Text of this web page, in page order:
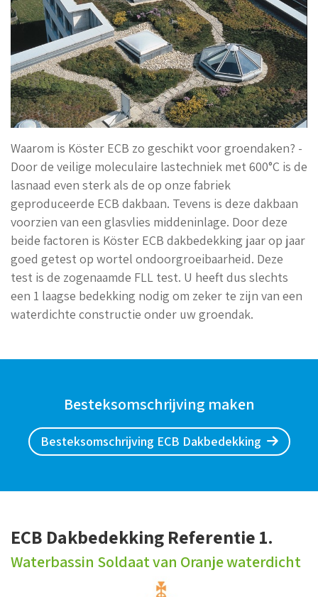
Waarom is Köster ECB zo geschikt voor groendaken? -
Door de veilige moleculaire lastechniek met 600°C is de
lasnaad even sterk als de op onze fabriek
geproduceerde ECB dakbaan. Tevens is deze dakbaan
voorzien van een glasvlies middeninlage. Door deze
beide factoren is Köster ECB dakbedekking jaar op jaar
goed getest op wortel ondoorgroeibaarheid. Deze
test is de zogenaamde FLL test. U heeft dus slechts
een 1 laagse bedekking nodig om zeker te zijn van een
waterdichte constructie onder uw groendak.
Besteksomschrijving maken
Besteksomschrijving ECB Dakbedekking
ECB Dakbedekking Referentie 1.
Waterbassin Soldaat van Oranje waterdicht